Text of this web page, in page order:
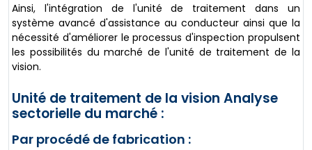
Ainsi, l'intégration de l'unité de traitement dans un
système avancé d'assistance au conducteur ainsi que la
nécessité d'améliorer le processus d'inspection propulsent
les possibilités du marché de l'unité de traitement de la
vision.
Unité de traitement de la vision Analyse
sectorielle du marché :
Par procédé de fabrication :